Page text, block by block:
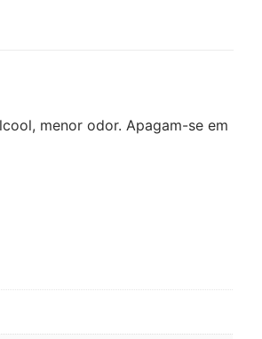
menor odor. Apagam-se em